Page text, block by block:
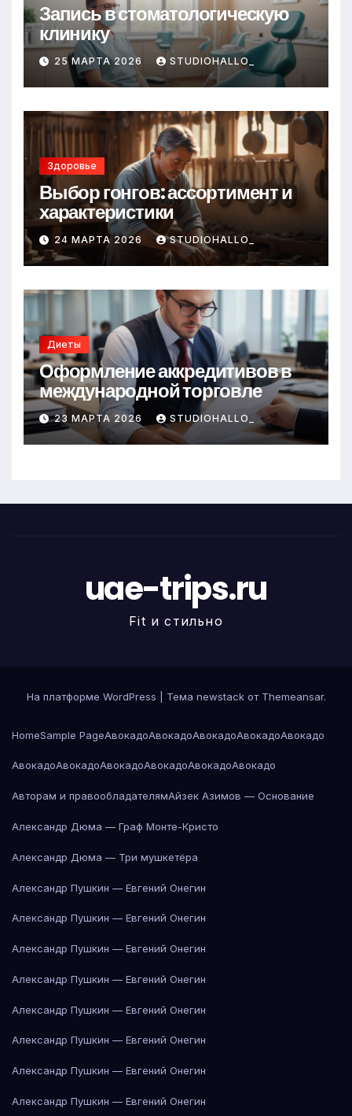
Запись в стоматологическую
клинику
25 МАРТА 2026 STUDIOHALLO_
Здоровье
Выбор гонгов: ассортимент и
характеристики
24 МАРТА 2026 STUDIOHALLO_
Диеты
Оформление аккредитивов в
международной торговле
23 МАРТА 2026 STUDIOHALLO_
uae-trips.ru
Fit и стильно
На платформе WordPress Тема newstack от Themeansar.
HomeSample PageАвокадоАвокадоАвокадоАвокадоАвокадо
АвокадоАвокадоАвокадоАвокадоАвокадоАвокадо
Авторам и правообладателямАйзек Азимов — Основание
Александр Дюма — Граф Монте-Кристо
Александр Дюма — Три мушкетёра
Александр Пушкин — Евгений Онегин
Александр Пушкин — Евгений Онегин
Александр Пушкин — Евгений Онегин
Александр Пушкин — Евгений Онегин
Александр Пушкин — Евгений Онегин
Александр Пушкин — Евгений Онегин
Александр Пушкин — Евгений Онегин
Александр Пушкин — Евгений Онегин